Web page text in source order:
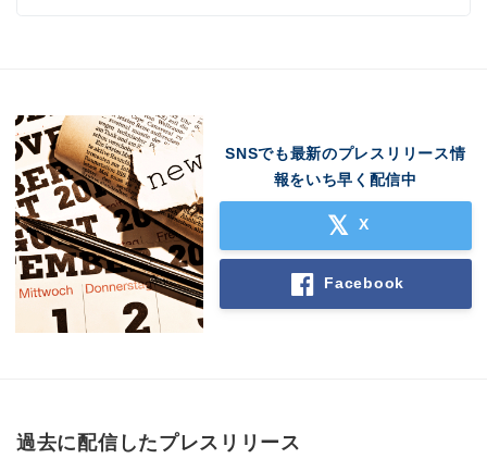
SNSでも最新のプレスリリース情
報をいち早く配信中
X
Facebook
過去に配信したプレスリリース